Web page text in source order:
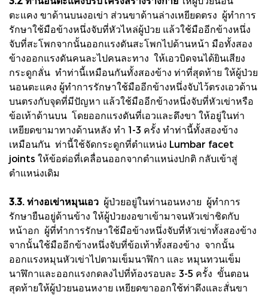
ตะแคง ขาด้านบนงอเข่า ส่วนขาด้านล่างเหยียดตรง ผู้ทำการ
รักษาใช้มือข้างหนึ่งจับที่หัวไหล่ผู้ป่วย แล้วใช้มืออีกข้างหนึ่ง
จับที่สะโพกจากนั้นออกแรงดันสะโพกไปด้านหน้า มือทั้งสอง
ข้างออกแรงดันคนละไปคนละทาง ให้เอวบิดจนได้ยินเสียง
กระดูกลั่น ทำท่านี้เหมือนกันทั้งสองข้าง ท่าที่สุดท้าย ให้ผู้ป่วย
นอนตะแคง ผู้ทำการรักษาใช้มืออีกข้างหนึ่งจับไว้ตรงเอวด้าน
บนตรงกับจุดที่มีปัญหา แล้วใช้มืออีกข้างหนึ่งจับที่หัวเข่าหรือ
ข้อเท้าด้านบน โดยออกแรงดันที่เอวและดึงขา ให้อยู่ในท่า
เหยียดขามาทางด้านหลัง ทำ 1-3 ครั้ง ทำท่านี้ทั้งสองข้าง
เหมือนกัน ท่านี้ใช้จัดกระดูกที่ตำแหน่ง Lumbar facet
joints ให้ข้อต่อที่เคลื่อนออกจากตำแหน่งปกติ กลับเข้าสู่
ตำแหน่งเดิม
3.3. ท่างอเข่าหมุนเอว ผู้ป่วยอยู่ในท่านอนหงาย ผู้ทำการ
รักษายืนอยู่ด้านข้าง ให้ผู้ป่วยงอขาเข้ามาจนหัวเข่าชิดกับ
หน้าอก ผู้ที่ทำการรักษาใช้มือข้างหนึ่งจับที่หัวเข่าทั้งสองข้าง
จากนั้นใช้มืออีกข้างหนึ่งจับที่ข้อเท้าทั้งสองข้าง จากนั้น
ออกแรงหมุนหัวเข่าไปตามเข็มนาฬิกา และ หมุนทวนเข็ม
นาฬิกาและออกแรงกดลงไปที่ท้องรอบละ 3-5 ครั้ง ขั้นตอน
สุดท้ายให้ผู้ป่วยนอนหงาย เหยียดขาออกใช้ท่าดึงและสั่นขา